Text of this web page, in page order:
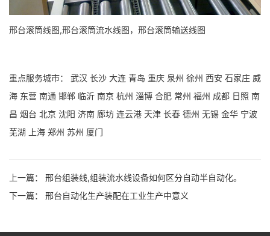
邢台滚筒线图,邢台滚筒流水线图，邢台滚筒输送线图
重点服务城市： 武汉 长沙 大连 青岛 重庆 泉州 徐州 西安 石家庄 威
海 东营 南通 邯郸 临沂 南京 杭州 淄博 合肥 常州 福州 成都 日照 南
昌 烟台 北京 沈阳 济南 廊坊 连云港 天津 长春 德州 无锡 金华 宁波
芜湖
上海 郑州 苏州 厦门
上一篇： 邢台组装线,组装流水线设备如何区分自动半自动化。
下一篇： 邢台自动化生产装配在工业生产中意义